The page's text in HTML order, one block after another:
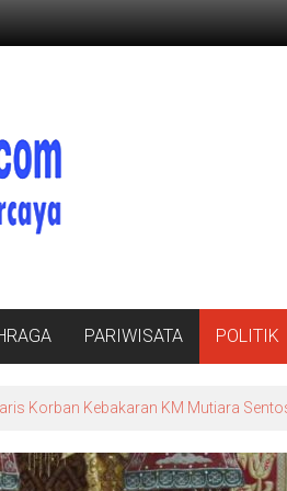
PARIWISATA POLITIK
Korban Kebakaran KM Mutiara